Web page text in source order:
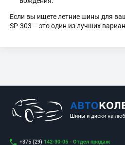
Если вы ищете летние шины для
SP-303 – это один из лучших
+375 (29) 142-30-05 - Отдел продаж